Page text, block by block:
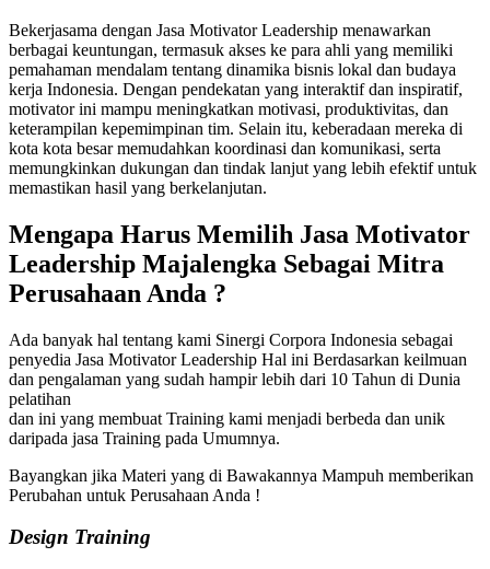
Bekerjasama dengan Jasa Motivator Leadership menawarkan
berbagai keuntungan, termasuk akses ke para ahli yang memiliki
pemahaman mendalam tentang dinamika bisnis lokal dan budaya
kerja Indonesia. Dengan pendekatan yang interaktif dan inspiratif,
motivator ini mampu meningkatkan motivasi, produktivitas, dan
keterampilan kepemimpinan tim. Selain itu, keberadaan mereka di
kota kota besar memudahkan koordinasi dan komunikasi, serta
memungkinkan dukungan dan tindak lanjut yang lebih efektif untuk
memastikan hasil yang berkelanjutan.
Mengapa Harus Memilih Jasa Motivator
Leadership Majalengka Sebagai Mitra
Perusahaan Anda ?
Ada banyak hal tentang kami Sinergi Corpora Indonesia sebagai
penyedia Jasa Motivator Leadership Hal ini Berdasarkan keilmuan
dan pengalaman yang sudah hampir lebih dari 10 Tahun di Dunia
pelatihan
dan ini yang membuat Training kami menjadi berbeda dan unik
daripada jasa Training pada Umumnya.
Bayangkan jika Materi yang di Bawakannya Mampuh memberikan
Perubahan untuk Perusahaan Anda !
Design Training